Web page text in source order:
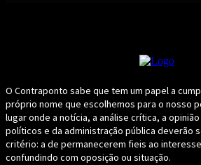
O Contraponto sabe que tem um papel a
próprio nome que escolhemos para o nosso
lugar onde a notícia, a análise crítica, a
políticos e da administração pública deverão
critério: a de permanecerem fieis ao
confundindo com oposição ou situação.